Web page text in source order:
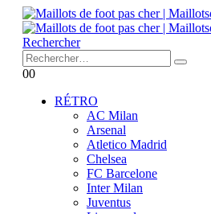
Rechercher
00
RÉTRO
AC Milan
Arsenal
Atletico Madrid
Chelsea
FC Barcelone
Inter Milan
Juventus